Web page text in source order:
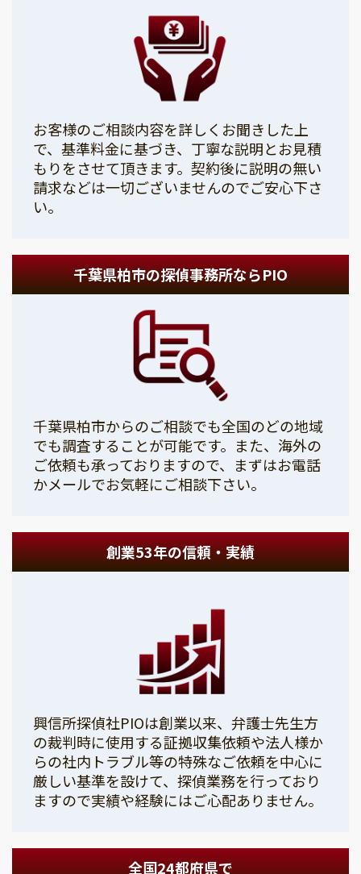
お客様のご相談内容を詳しくお聞きした上
で、基準料金に基づき、丁寧な説明とお見積
もりをさせて頂きます。契約後に説明の無い
請求などは一切ございませんのでご安心下さ
い。
千葉県柏市の探偵事務所ならPIO
千葉県柏市からのご相談でも全国のどの地域
でも調査することが可能です。また、海外の
ご依頼も承っておりますので、まずはお電話
かメールでお気軽にご相談下さい。
創業53年の信頼・実績
興信所探偵社PIOは創業以来、弁護士先生方
の裁判時に使用する証拠収集依頼や法人様か
らの社内トラブル等の特殊なご依頼を中心に
厳しい基準を設けて、探偵業務を行っており
ますので実績や経験にはご心配ありません。
全国24都府県で